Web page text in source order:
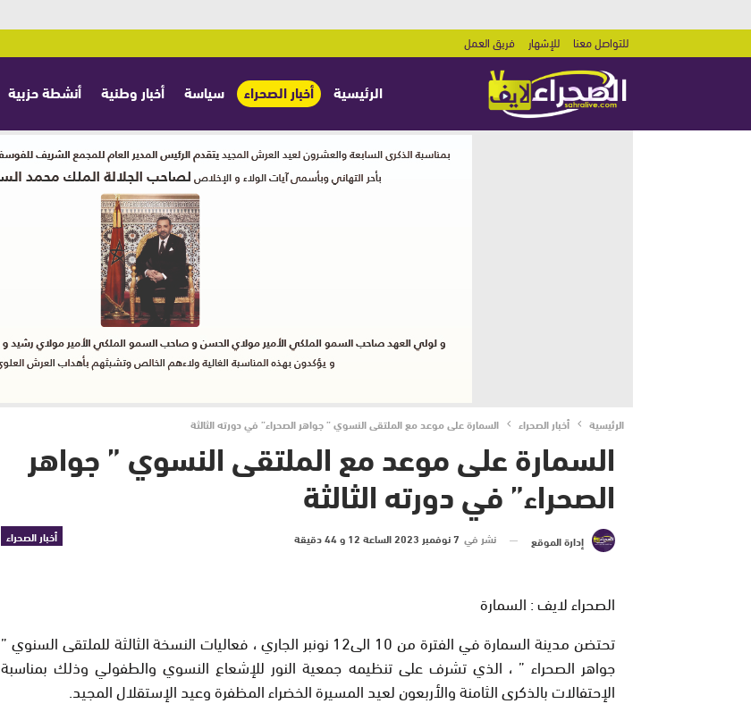
للتواصل معنا للإشهار فريق العمل
الرئيسية أخبار الصحراء سياسة أخبار وطنية أنشطة حزبية
الرئيسية أخبار الصحراء السمارة على موعد مع الملتقى النسوي ” جواهر الصحراء” في دورته الثالثة
السمارة على موعد مع الملتقى النسوي ” جواهر
الصحراء” في دورته الثالثة
أخبار الصحراء إدارة الموقع نشر في 7 نوفمبر 2023 الساعة 12 و 44 دقيقة
الصحراء لايف : السمارة
تحتضن مدينة السمارة في الفترة من 10 الى12 نونبر الجاري ، فعاليات النسخة الثالثة للملتقى السنوي ”
جواهر الصحراء ” ، الذي تشرف على تنظيمه جمعية النور للإشعاع النسوي والطفولي وذلك بمناسبة
الإحتفالات بالذكرى الثامنة والأربعون لعيد المسيرة الخضراء المظفرة وعيد الإستقلال المجيد.